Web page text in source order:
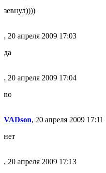
зевнул))))
, 20 апреля 2009 17:03
да
, 20 апреля 2009 17:04
no
VADson, 20 апреля 2009 17:11
нет
, 20 апреля 2009 17:13